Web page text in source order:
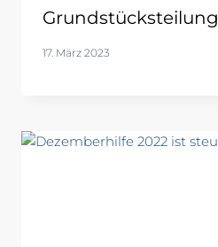
Grundstücksteilung
17. März 2023